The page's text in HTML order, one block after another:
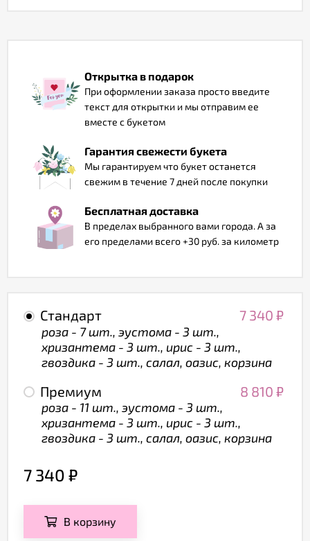
Открытка в подарок
При оформлении заказа просто введите
текст для открытки и мы отправим ее
вместе с букетом
Гарантия свежести букета
Мы гарантируем что букет останется
свежим в течение 7 дней после покупки
Бесплатная доставка
В пределах выбранного вами города. А за
его пределами всего +30 руб. за километр
Стандарт 7 340 ₽
роза - 7 шт., эустома - 3 шт.,
хризантема - 3 шт., ирис - 3 шт.,
гвоздика - 3 шт., салал, оазис, корзина
Премиум 8 810 ₽
роза - 11 шт., эустома - 3 шт.,
хризантема - 3 шт., ирис - 3 шт.,
гвоздика - 3 шт., салал, оазис, корзина
7 340 ₽
В корзину